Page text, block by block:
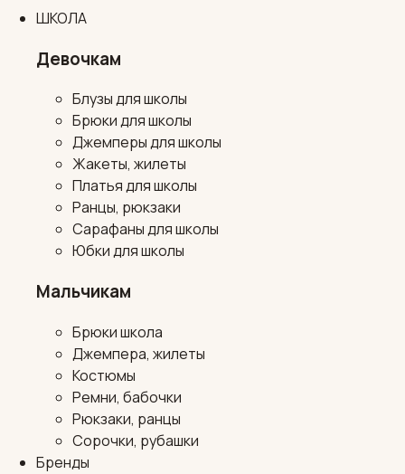
ШКОЛА
Девочкам
Блузы для школы
Брюки для школы
Джемперы для школы
Жакеты, жилеты
Платья для школы
Ранцы, рюкзаки
Сарафаны для школы
Юбки для школы
Мальчикам
Брюки школа
Джемпера, жилеты
Костюмы
Ремни, бабочки
Рюкзаки, ранцы
Сорочки, рубашки
Бренды